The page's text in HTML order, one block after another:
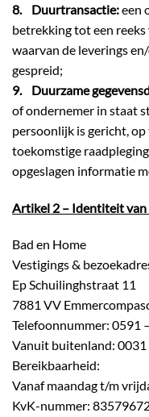
8. Duurtransactie:een
betrekking tot een
waarvan de leverings
gespreid;
9. Duurzame
of ondernemer in staat
persoonlijk is gericht,
toekomstige
opgeslagen informatie
Artikel 2 – Identiteit van
Bad en Home
Vestigings &
Ep Schuilinghstraat 11
7881 VV
Telefoonnummer: 0591
Vanuit buitenland:
Bereikbaarheid:
Vanaf maandag t/m
KvK-nummer: